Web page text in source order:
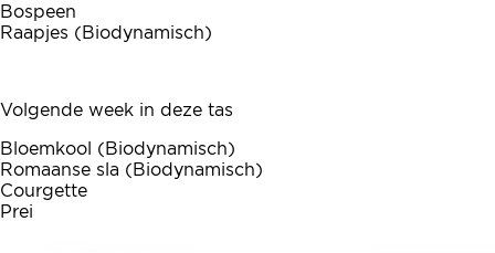
Bospeen
Raapjes (Biodynamisch)
Volgende week in deze tas
Bloemkool (Biodynamisch)
Romaanse sla (Biodynamisch)
Courgette
Prei